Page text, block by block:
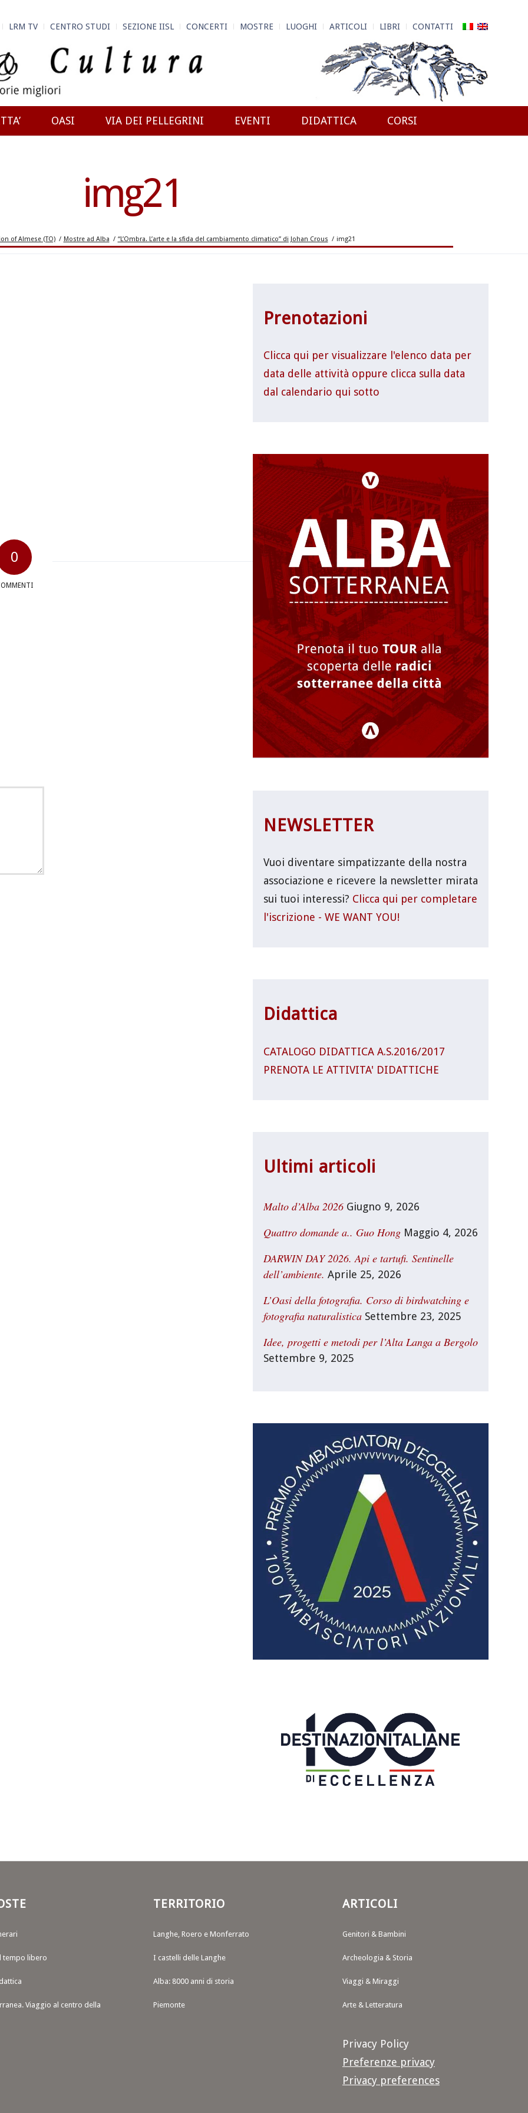
LRM TV CENTRO STUDI SEZIONE IISL CONCERTI MOSTRE LUOGHI ARTICOLI LIBRI CONTATTI
OASI VIA DEI PELLEGRINI EVENTI DIDATTICA CORSI
img21
of Almese (TO) / Mostre ad Alba / “L’Ombra. L’arte e la sfida del cambiamento climatico” di Johan Crous / img21
0
Prenotazioni
Clicca qui per visualizzare l'elenco data per
data delle attività oppure clicca sulla data
dal calendario qui sotto
NEWSLETTER
Vuoi diventare simpatizzante della nostra
associazione e ricevere la newsletter mirata
sui tuoi interessi? Clicca qui per completare
l'iscrizione - WE WANT YOU!
Didattica
CATALOGO DIDATTICA A.S.2016/2017
PRENOTA LE ATTIVITA' DIDATTICHE
Ultimi articoli
Malto d’Alba 2026 Giugno 9, 2026
Quattro domande a.. Guo Hong Maggio 4, 2026
DARWIN DAY 2026. Api e tartufi. Sentinelle
dell’ambiente. Aprile 25, 2026
L’Oasi della fotografia. Corso di birdwatching e
fotografia naturalistica Settembre 23, 2025
Idee, progetti e metodi per l’Alta Langa a Bergolo
Settembre 9, 2025
tempo libero
Viaggio al centro della
TERRITORIO
Langhe, Roero e Monferrato
I castelli delle Langhe
Alba: 8000 anni di storia
Piemonte
ARTICOLI
Genitori & Bambini
Archeologia & Storia
Viaggi & Miraggi
Arte & Letteratura
Privacy Policy
Preferenze privacy
Privacy preferences